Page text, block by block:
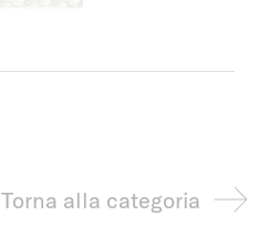
Torna alla categoria